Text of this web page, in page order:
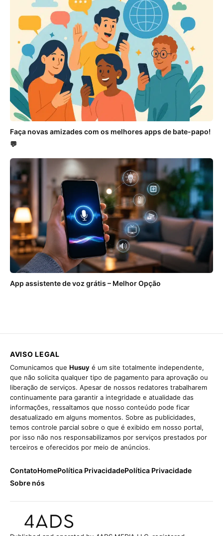
Faça novas amizades com os melhores apps de bate-papo!
💬
App assistente de voz grátis – Melhor Opção
AVISO LEGAL
Comunicamos que Husuy é um site totalmente independente,
que não solicita qualquer tipo de pagamento para aprovação ou
liberação de serviços. Apesar de nossos redatores trabalharem
continuamente para garantir a integridade e atualidade das
informações, ressaltamos que nosso conteúdo pode ficar
desatualizado em alguns momentos. Sobre as publicidades,
temos controle parcial sobre o que é exibido em nosso portal,
por isso não nos responsabilizamos por serviços prestados por
terceiros e oferecidos por meio de anúncios.
ContatoHomePolítica PrivacidadePolítica Privacidade
Sobre nós